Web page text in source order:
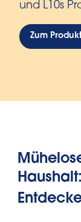
und L10s
Zum
Haushalt: